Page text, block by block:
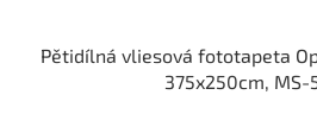
Pětidílná vliesová fototapeta
375x250cm, MS-